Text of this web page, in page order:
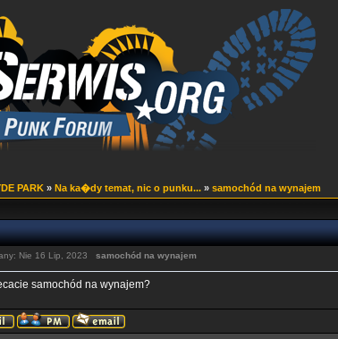
PARK » Na ka�dy temat, nic o punku... » samochód na wynajem
Nie 16 Lip, 2023 samochód na wynajem
samochód na wynajem?